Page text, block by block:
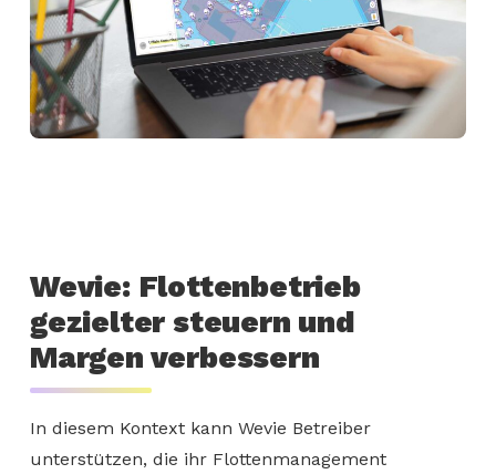
Wevie: Flottenbetrieb
gezielter steuern und
Margen verbessern
In diesem Kontext kann Wevie Betreiber
unterstützen, die ihr Flottenmanagement